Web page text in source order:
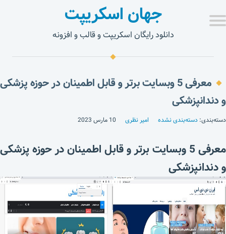
جهان اسکریپت
دانلود رایگان اسکریپت و قالب و افزونه
معرفی 5 وبسایت برتر و قابل اطمینان در حوزه پزشکی
و دندانپزشکی
دسته‌بندی: دسته‌بندی نشده امیر نظری 10 مارس 2023
معرفی 5 وبسایت برتر و قابل اطمینان در حوزه پزشکی
و دندانپزشکی